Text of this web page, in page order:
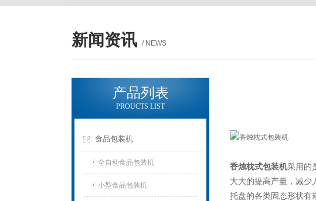
新闻资讯 / NEWS
产品列表
PROUCTS LIST
食品包装机
全自动食品包装机
小型食品包装机
香烛枕式包装机采用的
大大的提高产量，减少
托盘的各类固态形状有